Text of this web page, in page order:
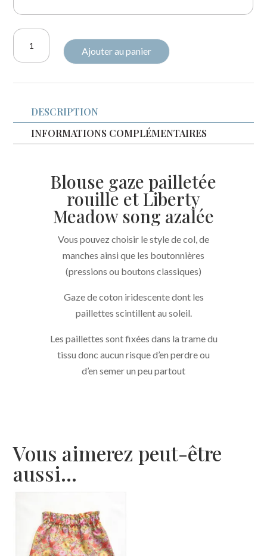
quantité
rouille
Ajouter au panier
DESCRIPTION
INFORMATIONS COMPLÉMENTAIRES
Blouse gaze pailletée
rouille et Liberty
Meadow song azalée
Vous pouvez choisir le style de col, de
manches ainsi que les boutonnières
(pressions ou boutons classiques)
Gaze de coton iridescente dont les
paillettes scintillent au soleil.
Les paillettes sont fixées dans la trame du
tissu donc aucun risque d’en perdre ou
d’en semer un peu partout
Vous aimerez peut-être
aussi…